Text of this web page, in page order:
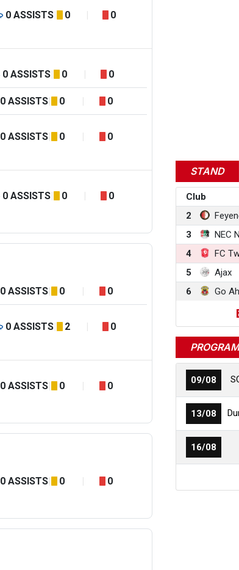
0 ASSISTS 0 0
0 ASSISTS 0 0
0 ASSISTS 0 0
0 ASSISTS 0 0
0 ASSISTS 0 0
0 ASSISTS 0 0
0 ASSISTS 2 0
0 ASSISTS 0 0
0 ASSISTS 0 0
STAND
Club
2
3
NEC
4
FC
5
Ajax
6
Go
09/08
13/08
16/08